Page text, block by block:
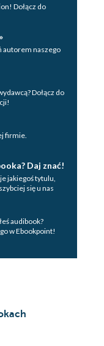
Dołącz do
autorem naszego
Dołącz do
firmie.
Daj znać!
jakiegoś tytulu,
się u nas
audibook?
w Ebookpoint!